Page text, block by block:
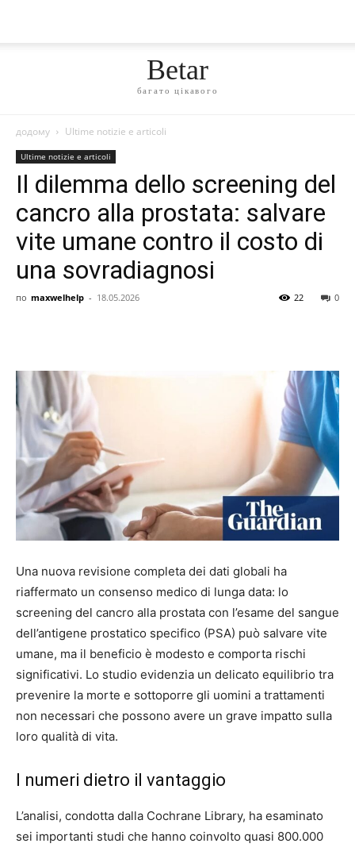
Betar
багато цікавого
додому Ultime notizie e articoli
Ultime notizie e articoli
Il dilemma dello screening del
cancro alla prostata: salvare
vite umane contro il costo di
una sovradiagnosi
по maxwelhelp - 18.05.2026 0
22
Una nuova revisione completa dei dati globali ha
riaffermato un consenso medico di lunga data: lo
screening del cancro alla prostata con l’esame del sangue
dell’antigene prostatico specifico (PSA) può salvare vite
umane, ma il beneficio è modesto e comporta rischi
significativi. Lo studio evidenzia un delicato equilibrio tra
prevenire la morte e sottoporre gli uomini a trattamenti
non necessari che possono avere un grave impatto sulla
loro qualità di vita.
I numeri dietro il vantaggio
L’analisi, condotta dalla Cochrane Library, ha esaminato
sei importanti studi che hanno coinvolto quasi 800.000